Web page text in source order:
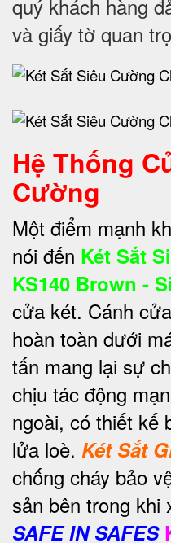
quý khách hàng
và giấy tờ quan
Hệ Thống
Cường
Một điểm mạnh
nói đến Két Sắt
KS140 Brown -
cửa két. Cánh
hoàn toàn dưới
tấn mang lại sự
chịu tác động
ngoài, có thiết kế
lửa loè. Két Sắt
chống cháy bảo
sản bên trong khi
SAFE IN SAFES